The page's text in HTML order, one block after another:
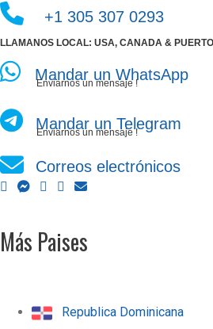
+1 305 307 0293
LLAMANOS LOCAL: USA, CANADA &
Mandar un WhatsApp
Enviarnos un mensaje !
Mandar un Telegram
Enviarnos un mensaje !
Correos electrónicos
Más Paises
Republica Dominicana